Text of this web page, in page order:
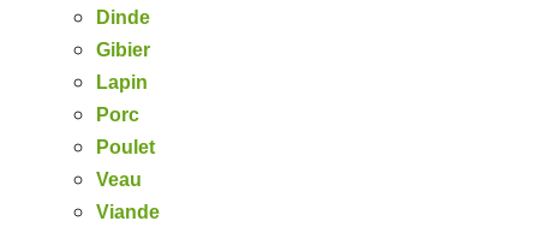
Dinde
Gibier
Lapin
Porc
Poulet
Veau
Viande